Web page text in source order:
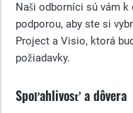
Naši odborníci sú vám
podporou, aby ste si
Project a Visio, ktorá
požiadavky.
Spoľahlivosť a dôvera